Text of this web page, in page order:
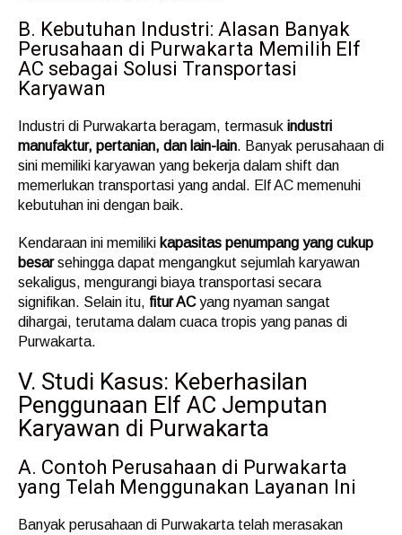
B. Kebutuhan Industri: Alasan Banyak
Perusahaan di Purwakarta Memilih Elf
AC sebagai Solusi Transportasi
Karyawan
Industri di Purwakarta beragam, termasuk industri
manufaktur, pertanian, dan lain-lain. Banyak perusahaan di
sini memiliki karyawan yang bekerja dalam shift dan
memerlukan transportasi yang andal. Elf AC memenuhi
kebutuhan ini dengan baik.
Kendaraan ini memiliki kapasitas penumpang yang cukup
besarsehingga dapat mengangkut sejumlah karyawan
sekaligus, mengurangi biaya transportasi secara
signifikan. Selain itu, fitur ACyang nyaman sangat
dihargai, terutama dalam cuaca tropis yang panas di
Purwakarta.
V. Studi Kasus: Keberhasilan
Penggunaan Elf AC Jemputan
Karyawan di Purwakarta
A. Contoh Perusahaan di Purwakarta
yang Telah Menggunakan Layanan Ini
Banyak perusahaan di Purwakarta telah merasakan